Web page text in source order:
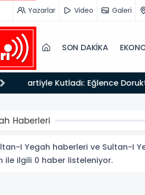
Yazarlar Video Galeri
SON DAKİKA
12:15TÜRKİYE, SUUDİ ARABİSTAN VE PAKİSTAN'DAN KRİTİK ADIM: "MEKKE ORTAK SAVUNMA ANLAŞMASI"
İMZALANDI!
Haberleri
I Yegah haberleri ve Sultan-I
ile ilgili 0 haber listeleniyor.